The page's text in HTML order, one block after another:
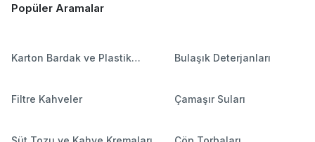
Popüler Aramalar
Karton Bardak ve Plastik
Bulaşık Deterjanları
Filtre Kahveler Çamaşır Suları